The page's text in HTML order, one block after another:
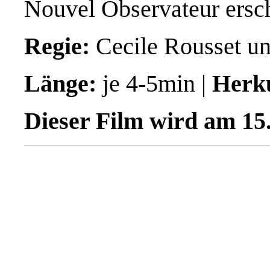
Nouvel Observateur
Regie: Cecile Rousset
Länge: je 4-5min |
Dieser Film wird am